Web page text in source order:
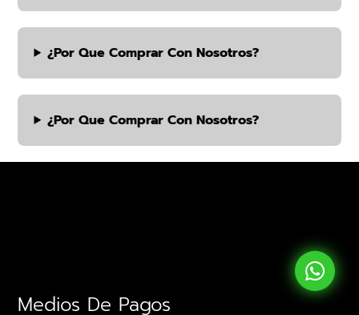
¿por Que Comprar Con Nosotros?
¿por Que Comprar Con Nosotros?
Medios De Pagos